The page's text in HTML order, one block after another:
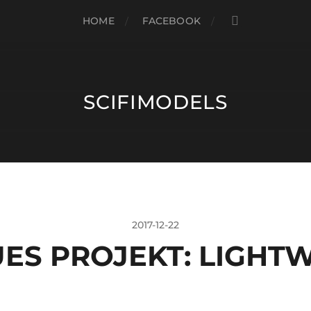
HOME FACEBOOK
SCIFIMODELS
2017-12-22
PROJEKT: